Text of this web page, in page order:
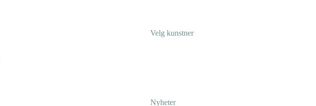
Velg kunstner
Nyheter